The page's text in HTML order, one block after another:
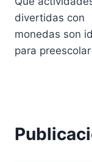
de
entradas
divertidas con
monedas son
para preescolar